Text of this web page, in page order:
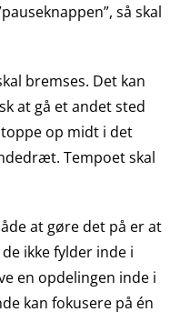
så skal
bremses. Det kan
at gå et andet sted
op midt i det
Tempoet skal
at gøre det på er at
ikke fylder inde i
en opdelingen inde i
kan fokusere på én